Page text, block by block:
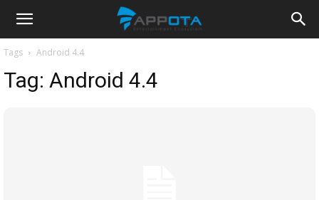
Appota
News
Tags Android 4.4
Tag: Android 4.4